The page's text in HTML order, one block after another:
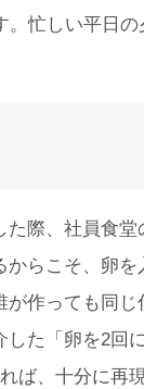
忙しい平日
際、社員食
らこそ、卵
作っても同
た「卵を2回
ば、十分に再